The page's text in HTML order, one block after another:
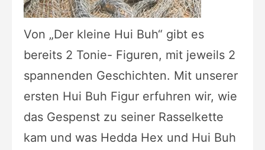
Von „Der kleine Hui Buh“ gibt es
bereits 2 Tonie- Figuren, mit jeweils 2
spannenden Geschichten. Mit unserer
ersten Hui Buh Figur erfuhren wir, wie
das Gespenst zu seiner Rasselkette
kam und was Hedda Hex und Hui Buh